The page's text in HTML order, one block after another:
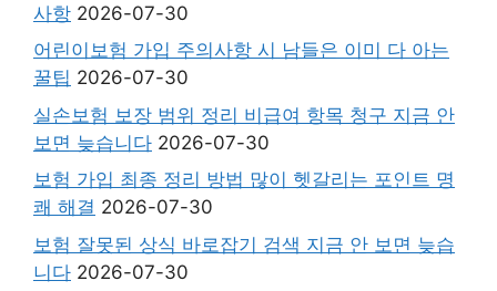
사항 2026-07-30
어린이보험 가입 주의사항 시 남들은 이미 다 아는
꿀팁 2026-07-30
실손보험 보장 범위 정리 비급여 항목 청구 지금 안
보면 늦습니다 2026-07-30
보험 가입 최종 정리 방법 많이 헷갈리는 포인트 명
쾌 해결 2026-07-30
보험 잘못된 상식 바로잡기 검색 지금 안 보면 늦습
니다 2026-07-30